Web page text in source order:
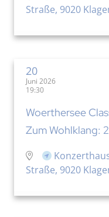
Straße, 9020
20
Juni 2026
19:30
Woerthersee
Zum Wohlklang:
Straße, 9020